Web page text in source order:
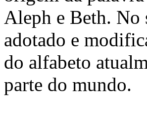
Aleph e Beth.
adotado e
do alfabeto
parte do mundo.